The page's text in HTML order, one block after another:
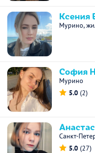
Ксения
Мурино,
София
Мурино
5.0 (2)
Санкт-
5.0 (27)